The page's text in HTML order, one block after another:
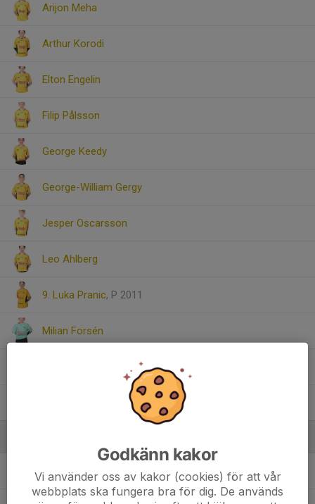
Arijon Meha
Arthur Korodi
Elton Engelin
Filip Pålsson
George Keedy
George-William Gergy
Jesper Oscarsson
Leo Ahlberg
9. Luka Pranic, P 2011
Milian Forsén
Daniel Engelin Tränare
Godkänn kakor
Vi använder oss av kakor (cookies) för att vår
webbplats ska fungera bra för dig. De används